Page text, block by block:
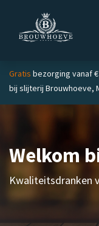
Gratis bezorging
bij slijterij Brouwhoeve,
Welkom
Kwaliteitsdranken